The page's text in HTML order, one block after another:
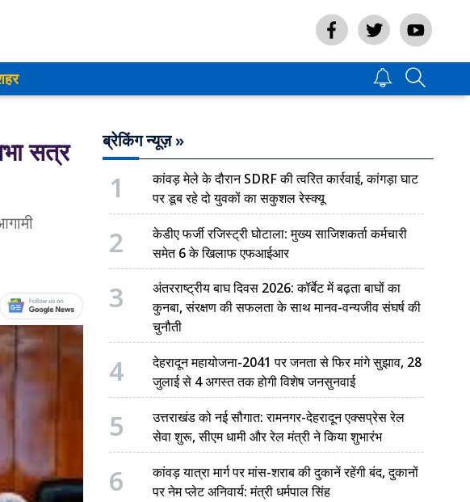
सत्र
ब्रेकिंग न्यूज़ »
1
कांवड़ मेले के दौरान SDRF की त्वरित कार्रवाई, कांगड़ा घाट
पर डूब रहे दो युवकों का सकुशल रेस्क्यू
2
केडीए फर्जी रजिस्ट्री घोटाला: मुख्य साजिशकर्ता कर्मचारी
समेत 6 के खिलाफ एफआईआर
3
अंतरराष्ट्रीय बाघ दिवस 2026: कॉर्बेट में बढ़ता बाघों का
कुनबा, संरक्षण की सफलता के साथ मानव-वन्यजीव संघर्ष की
चुनौती
4
देहरादून महायोजना-2041 पर जनता से फिर मांगे सुझाव, 28
जुलाई से 4 अगस्त तक होगी विशेष जनसुनवाई
5
उत्तराखंड को नई सौगात: रामनगर-देहरादून एक्सप्रेस रेल
सेवा शुरू, सीएम धामी और रेल मंत्री ने किया शुभारंभ
6
कांवड़ यात्रा मार्ग पर मांस-शराब की दुकानें रहेंगी बंद, दुकानों
पर नेम प्लेट अनिवार्य: मंत्री धर्मपाल सिंह